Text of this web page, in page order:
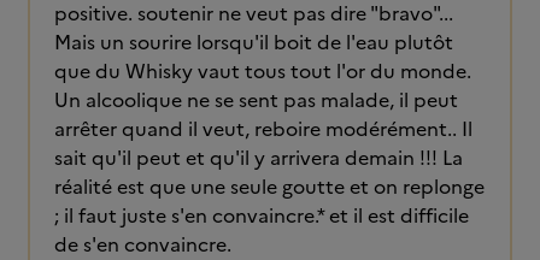
positive. soutenir ne veut pas dire "bravo"...
Mais un sourire lorsqu'il boit de l'eau plutôt
que du Whisky vaut tous tout l'or du monde.
Un alcoolique ne se sent pas malade, il peut
arrêter quand il veut, reboire modérément.. Il
sait qu'il peut et qu'il y arrivera demain !!! La
réalité est que une seule goutte et on replonge
; il faut juste s'en convaincre.* et il est difficile
de s'en convaincre.